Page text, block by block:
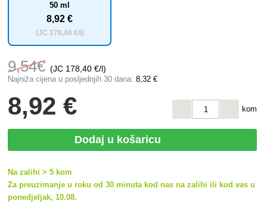
50 ml
8,92 €
(JC 178,40 €/l)
9,54€ (JC 178,40 €/l)
Najniža cijena u posljednjih 30 dana: 8,32 €
8,92 € kom
Dodaj u košaricu
Na zalihi > 5 kom
Za preuzimanje u roku od 30 minuta kod nas na zalihi ili kod vas u
ponedjeljak, 10.08.